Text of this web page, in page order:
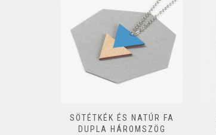
MENTA ÉS NATÚRFA
CHEVRON NYAKLÁNC